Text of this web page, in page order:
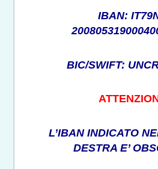
IBAN:
BIC/SWIFT:
L’IBAN INDICATO
DESTRA E’